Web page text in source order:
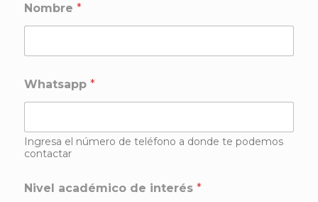
Nombre *
Whatsapp *
Ingresa el número de teléfono a donde te podemos
contactar
Nivel académico de interés *